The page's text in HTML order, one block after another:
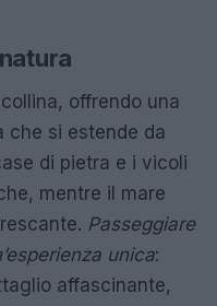
offrendo una
che si estende da
di pietra e i vicoli
mentre il mare
Passeggiare
unica:
affascinante,